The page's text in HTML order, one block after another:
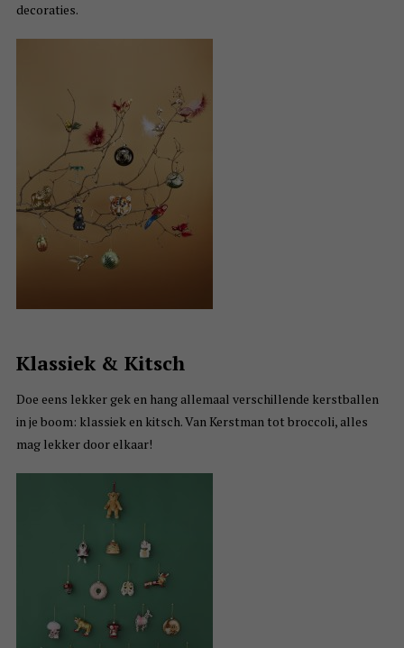
decoraties.
Klassiek & Kitsch
Doe eens lekker gek en hang allemaal verschillende kerstballen
in je boom: klassiek en kitsch. Van Kerstman tot broccoli, alles
mag lekker door elkaar!